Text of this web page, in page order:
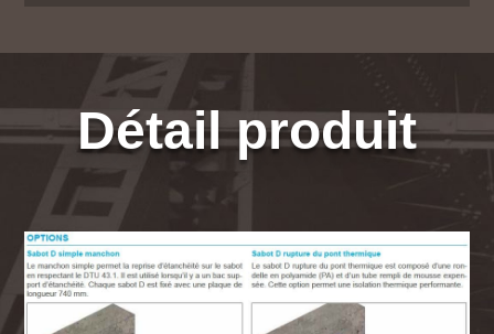
Détail produit